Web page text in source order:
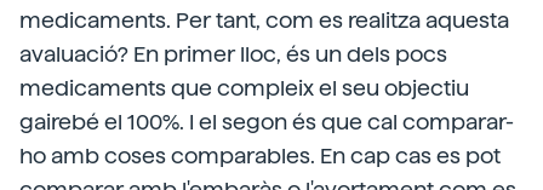
medicaments. Per tant, com es realitza aquesta
avaluació? En primer lloc, és un dels pocs
medicaments que compleix el seu objectiu
gairebé el 100%. I el segon és que cal comparar-
ho amb coses comparables. En cap cas es pot